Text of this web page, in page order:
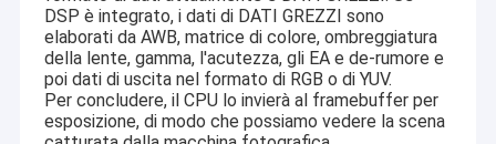
DSP è integrato, i dati di DATI GREZZI sono
elaborati da AWB, matrice di colore, ombreggiatura
della lente, gamma, l'acutezza, gli EA e de-rumore e
poi dati di uscita nel formato di RGB o di YUV.
Per concludere, il CPU lo invierà al framebuffer per
esposizione, di modo che possiamo vedere la scena